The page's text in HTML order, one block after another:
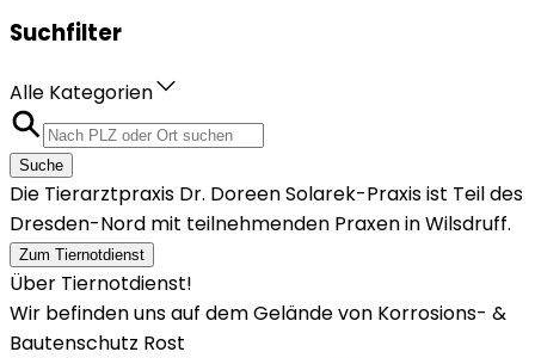
Suchfilter
Alle Kategorien
Suche
Die Tierarztpraxis Dr. Doreen Solarek-Praxis ist Teil des
Dresden-Nord mit teilnehmenden Praxen in Wilsdruff.
Zum Tiernotdienst
Über Tiernotdienst!
Wir befinden uns auf dem Gelände von Korrosions- &
Bautenschutz Rost